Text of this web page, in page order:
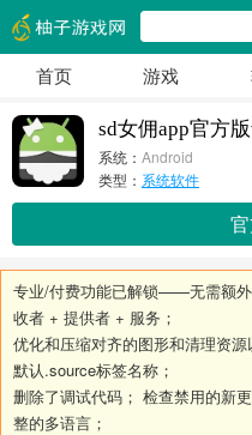
首页 游戏
sd女佣app官方
系统： Android
类型： 系统软件
专业/付费功能已解锁——无需额
收者 + 提供者 + 服务；
优化和压缩对齐的图形和清理资
默认.source标签名称；
删除了调试代码； 检查禁用的新
整的多语言；